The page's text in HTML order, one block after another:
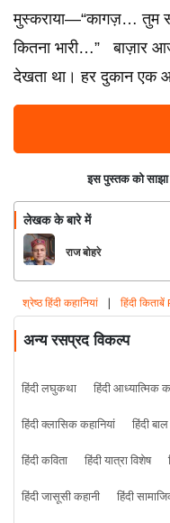
मुस्कराया—“कागज़… तुम
कितना भारी…” बाज़ार
देखता था। हर दुकान एक
इस पुस्तक को
लेखक के बारे में
राज बोहरे
श्रेष्ठ हिंदी कहानियां | हिंदी किताबें
अन्य रसप्रद विकल्प
हिंदी लघुकथा हिंदी आध्यात्मिक
हिंदी क्लासिक कहानियां
हिंदी
हिंदी कविता
हिंदी यात्रा विशेष
हिंदी जासूसी कहानी
हिंदी